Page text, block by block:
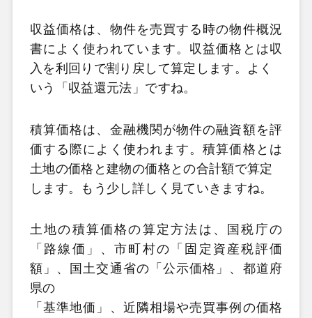
収益価格は、物件を売買する時の物件概況
書によく使われています。収益価格とは収
入を利回りで割り戻して算定します。よく
いう「収益還元法」ですね。
積算価格は、金融機関が物件の融資額を評
価する際によく使われます。積算価格とは
土地の価格と建物の価格との合計額で算定
します。もう少し詳しく見ていきますね。
土地の積算価格の算定方法は、国税庁の
「路線価」、市町村の「固定資産税評価
額」、国土交通省の「公示価格」、都道府
県の
「基準地価」、近隣相場や売買事例の価格